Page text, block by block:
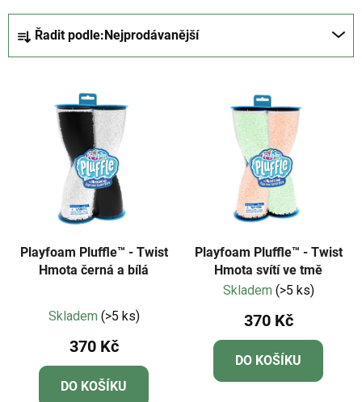
z
Řadit podle:Nejprodávanější
Playfoam Pluffle™ - Twist
Hmota černá a bílá
hodnocení
produktu
je
4,8
Skladem (>5 ks)
370 Kč
DO KOŠÍKU
Playfoam Pluffle™ - Twist
Hmota svítí ve tmě
Skladem (>5 ks)
370 Kč
DO KOŠÍKU